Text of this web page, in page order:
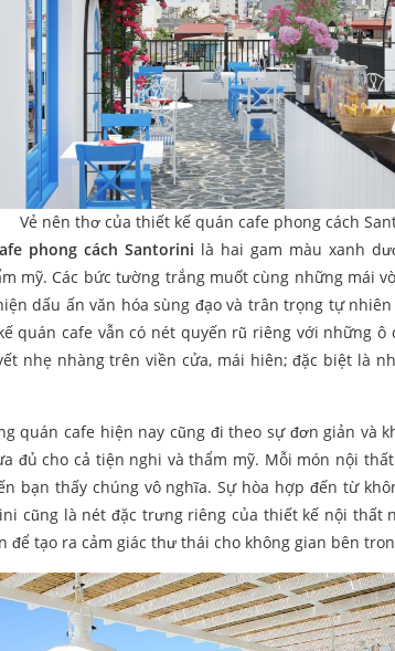
Vẻ nên thơ của thiết kế quán cafe phong cách
phong cách Santorini là hai gam màu xanh
mỹ. Các bức tường trắng muốt cùng những mái
dấu ấn văn hóa sùng đạo và trân trọng tự
quán cafe vẫn có nét quyến rũ riêng với những
nhẹ nhàng trên viền cửa, mái hiên; đặc biệt là
quán cafe hiện nay cũng đi theo sự đơn giản và
đủ cho cả tiện nghi và thẩm mỹ. Mỗi món nội
bạn thấy chúng vô nghĩa. Sự hòa hợp đến từ
cũng là nét đặc trưng riêng của thiết kế nội thất
để tạo ra cảm giác thư thái cho không gian bên